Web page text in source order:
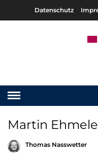
Datenschutz
Martin Ehmele
Thomas Nasswetter